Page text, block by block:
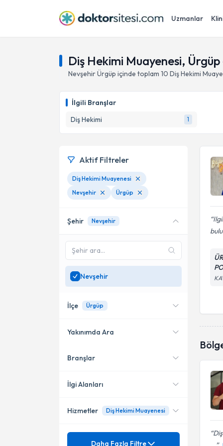
Uzmanlar
Diş Hekimi Muayenesi,
NevşehirÜrgüp içinde toplam 10 Diş Hekimi
İlgili Branşlar
Diş Hekimi
1
Aktif Filtreler
Diş Hekimi Muayenesi
Nevşehir
Ürgüp
Şehir Nevşehir
Nevşehir
İlçe Ürgüp
Merkez
Avanos
Yakınımda Ara
Konumuma yakın uzmanları
Branşlar
Diş Hekimi
İlgi Alanları
20 Lik Diş Çekimi
Hizmetler Diş Hekimi Muayenesi
Mezuniyet
Daha Fazla Filtre